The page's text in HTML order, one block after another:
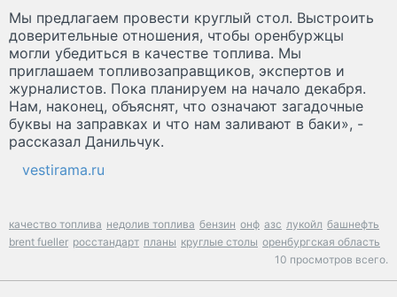
Мы предлагаем провести круглый стол. Выстроить
доверительные отношения, чтобы оренбуржцы
могли убедиться в качестве топлива. Мы
приглашаем топливозаправщиков, экспертов и
журналистов. Пока планируем на начало декабря.
Нам, наконец, объяснят, что означают загадочные
буквы на заправках и что нам заливают в баки», -
рассказал Данильчук.
vestirama.ru
качество топлива недолив топлива бензин онф азс лукойл башнефть
brent fueller росстандарт планы круглые столы оренбургская область
10 просмотров всего.